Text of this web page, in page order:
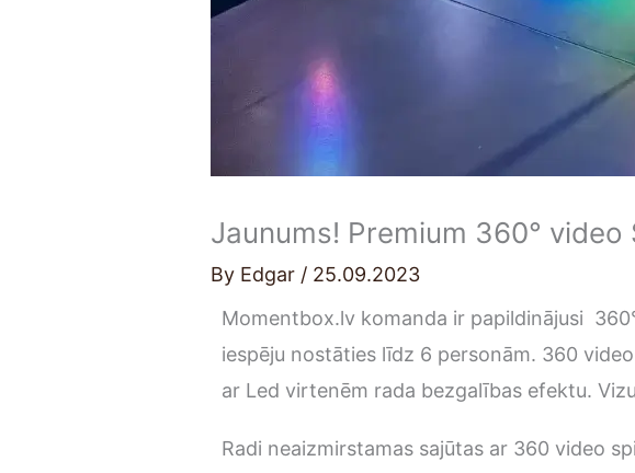
Jaunums! Premium 360° video
By Edgar / 25.09.2023
Momentbox.lv komanda ir papildinājusi
iespēju nostāties līdz 6 personām. 360
ar Led virtenēm rada bezgalības efektu.
Radi neaizmirstamas sajūtas ar 360 video